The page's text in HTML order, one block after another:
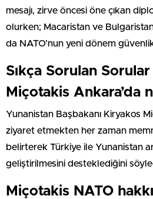
mesajı, zirve öncesi öne çıkan
olurken; Macaristan ve
da NATO’nun yeni dönem
Sıkça Sorulan Sorular
Miçotakis Ankara’da
Yunanistan Başbakanı Kiryakos
ziyaret etmekten her zaman
belirterek Türkiye ile Yunanistan
geliştirilmesini desteklediğini
Miçotakis NATO